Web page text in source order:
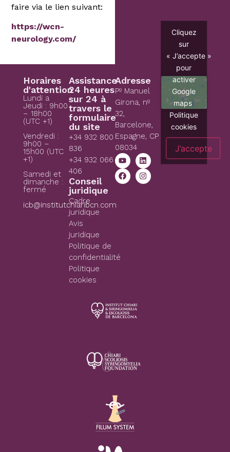
faire via le lien suivant:
https://wcn-
neurology.com/
Horaires
d'attention
Lundi a
Jeudi : 9h00
– 18h00
(UTC +1)
Vendredi :
9h00 –
15h00 (UTC
+1)
Samedi et
dimanche :
fermé
icb@institutchiaribcn.com
Assistance
24 heures
sur 24 à
travers le
formulaire
du site
+34 932 800
836
+34 932 066
406
Conseil
juridique
Cadre
juridique
Avis
juridique
Politique de
confidentialité
Politique
cookies
Adresse
Pº Manuel
Girona, nº
32,
Barcelone,
Espagne, CP
08034
Cliquez
sur
« J’accepte »
pour
activer
Google
maps
Politique
cookies
J’accepte